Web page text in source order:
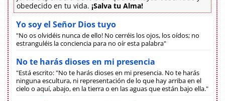
obedecido en tu vida. ¡Salva tu Alma!
Yo soy el Señor Dios tuyo
"No os olvidéis nunca de ello! No cerréis los ojos, los oídos; no
estranguléis la conciencia para no oír esta palabra"
No te harás dioses en mi presencia
"Está escrito: "No te harás dioses en mi presencia. No te harás
ninguna escultura, ni representación de lo que hay arriba en el
cielo o aquí, abajo, en la tierra o en las aguas que están bajo ella."